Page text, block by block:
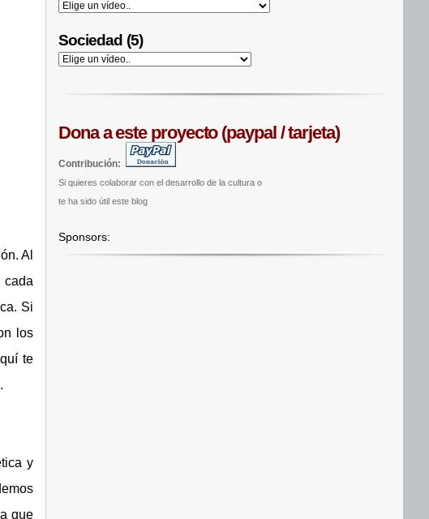
Al
cada
Si
los
te
y
que
Sociedad (5)
Dona a este proyecto (paypal / tarjeta)
Contribución:
Si quieres colaborar con el desarrollo de la cultura o
te ha sido útil este blog
Sponsors: